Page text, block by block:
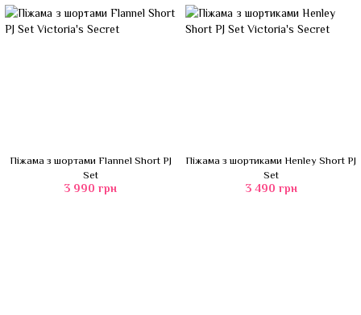
Піжама з шортами Flannel Short PJ
Set
3 990 грн
Піжама з шортиками Henley Short PJ
Set
3 490 грн